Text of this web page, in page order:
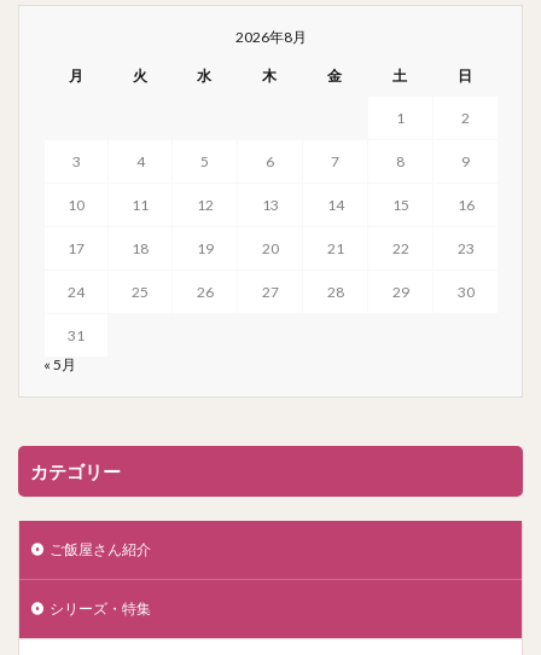
2026年8月
月 火 水 木 金 土 日
1 2
3 4 5 6 7 8 9
10 11 12 13 14 15 16
17 18 19 20 21 22 23
24 25 26 27 28 29 30
31
« 5月
カテゴリー
ご飯屋さん紹介
シリーズ・特集